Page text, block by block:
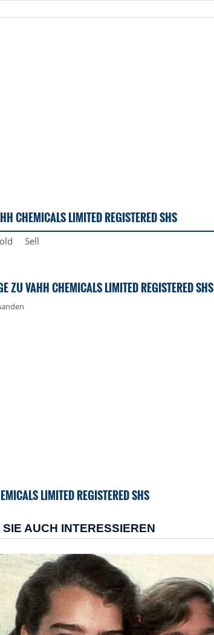
CHEMICALS LIMITED REGISTERED SHS
Sell
ZU VAHH CHEMICALS LIMITED REGISTERED SHS
LIMITED REGISTERED SHS